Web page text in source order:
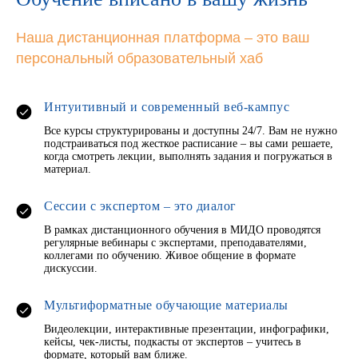
Наша дистанционная платформа – это ваш
персональный образовательный хаб
Интуитивный и современный веб-кампус
Все курсы структурированы и доступны 24/7. Вам не нужно
подстраиваться под жесткое расписание – вы сами решаете,
когда смотреть лекции, выполнять задания и погружаться в
материал.
Сессии с экспертом – это диалог
В рамках дистанционного обучения в МИДО проводятся
регулярные вебинары с экспертами, преподавателями,
коллегами по обучению. Живое общение в формате
дискуссии.
Мультиформатные обучающие материалы
Видеолекции, интерактивные презентации, инфографики,
кейсы, чек-листы, подкасты от экспертов – учитесь в
формате, который вам ближе.